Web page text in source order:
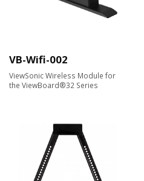
VB-Wifi-002
ViewSonic Wireless Module for
the ViewBoard®32 Series